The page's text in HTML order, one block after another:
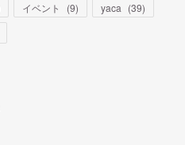
イベント (9) yaca (39)